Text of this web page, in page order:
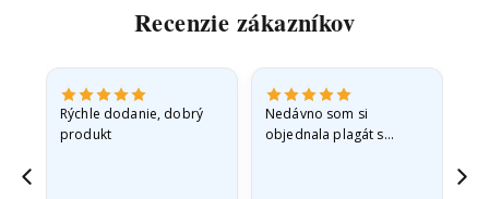
Recenzie zákazníkov
Rýchle dodanie, dobrý
produkt
Nedávno som si
objednala plagát s